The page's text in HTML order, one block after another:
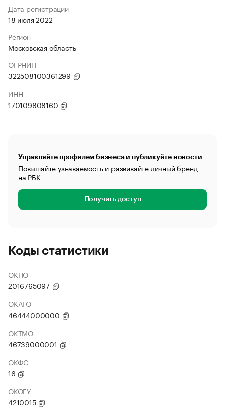
Дата регистрации
18 июля 2022
Регион
Московская область
ОГРНИП
322508100361299
ИНН
170109808160
Управляйте профилем бизнеса и публикуйте новости
Повышайте узнаваемость и развивайте личный бренд
на РБК
Получить доступ
Коды статистики
ОКПО
2016765097
ОКАТО
46444000000
ОКТМО
46739000001
ОКФС
16
ОКОГУ
4210015